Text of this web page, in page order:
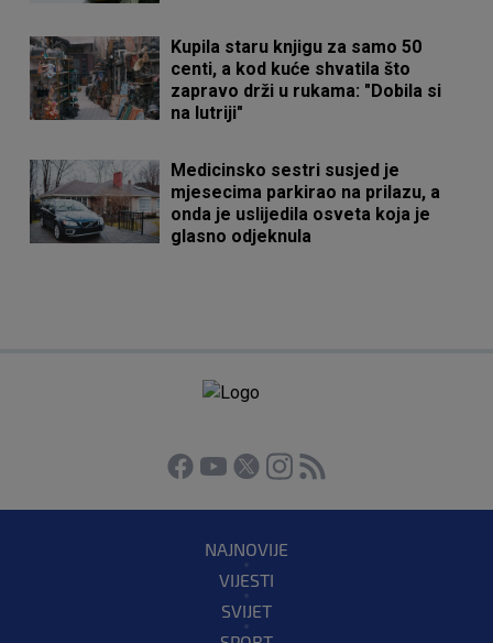
Kupila staru knjigu za samo 50
centi, a kod kuće shvatila što
zapravo drži u rukama: "Dobila si
na lutriji"
Medicinsko sestri susjed je
mjesecima parkirao na prilazu, a
onda je uslijedila osveta koja je
glasno odjeknula
NAJNOVIJE
VIJESTI
SVIJET